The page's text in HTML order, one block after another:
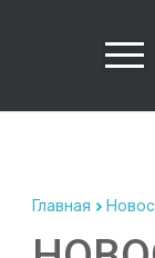
Главная